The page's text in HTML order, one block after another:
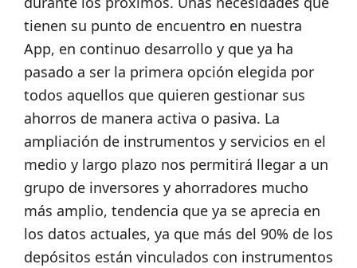
tienen su punto de encuentro en nuestra
App, en continuo desarrollo y que ya ha
pasado a ser la primera opción elegida por
todos aquellos que quieren gestionar sus
ahorros de manera activa o pasiva. La
ampliación de instrumentos y servicios en el
medio y largo plazo nos permitirá llegar a un
grupo de inversores y ahorradores mucho
más amplio, tendencia que ya se aprecia en
los datos actuales, ya que más del 90% de los
depósitos están vinculados con instrumentos